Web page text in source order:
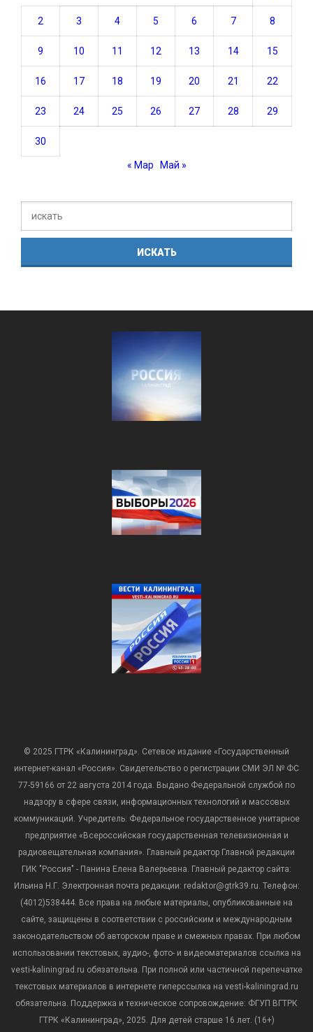
2 3 4 5 6 7 8
9 10 11 12 13 14 15
16 17 18 19 20 21 22
23 24 25 26 27 28 29
30
« Мар Май »
© 2025 ГТРК «Калининград». Сетевое издание «Государственный
интернет-канал «Россия». Свидетельство о регистрации СМИ ЭЛ № ФС
77-59166 от 22 августа 2014 года. Выдано Федеральной службой по
надзору в сфере связи, информационных технологий и массовых
коммуникаций. Учредитель: Федеральное государственное унитарное
предприятие «Всероссийская государственная телевизионная и
радиовещательная компания». Главный редактор Главной редакции
ГИК "Россия" - Панина Елена Валерьевна. Главный редактор сайта:
Ильина Н.Г. Электронная почта редакции: redaktor@gtrk39.ru. Телефон:
(4012)538444. Все права на любые материалы, опубликованные на
сайте, защищены в соответствии с российским и международным
законодательством об авторском праве и смежных правах. При любом
использовании текстовых, аудио-, фото- и видеоматериалов ссылка на
vesti-kaliningrad.ru обязательна. При полной или частичной перепечатке
текстовых материалов в интернете гиперссылка на vesti-kaliningrad.ru
обязательна. Поддержка и техническое сопровождение: ФГУП ВГТРК
ГТРК «Калининград», 2025. Для детей старше 16 лет. (16+)